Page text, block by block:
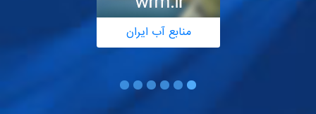
منابع آب ایران